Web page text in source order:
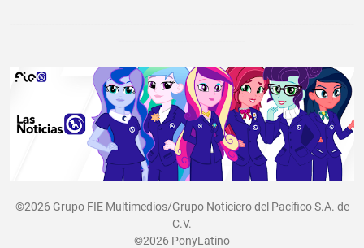
----------------------------------------------------------------------------------------------------------
---------------------------------------
©2026 Grupo FIE Multimedios/Grupo Noticiero del Pacífico S.A. de
C.V.
©2026 PonyLatino